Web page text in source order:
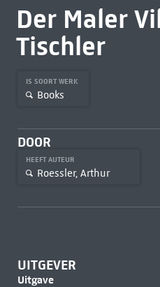
Der Maler
Tischler
IS SOORT WERK
Books
DOOR
HEEFT AUTEUR
Roessler, Arthur
UITGEVER
Uitgave